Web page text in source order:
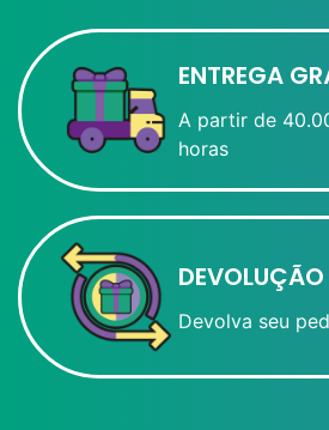
ENTREGA
A partir de
horas
Devolva seu